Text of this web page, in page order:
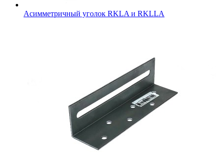
Асимметричный уголок RKLA и RKLLA